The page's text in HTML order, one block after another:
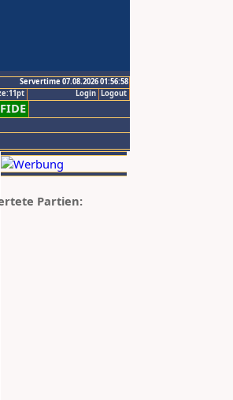
Servertime 07.08.2026 01:56:58
Logout
Login
FIDE
Partien: